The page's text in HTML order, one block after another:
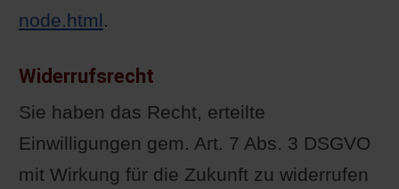
node.html.
Widerrufsrecht
Sie haben das Recht, erteilte
Einwilligungen gem. Art. 7 Abs. 3 DSGVO
mit Wirkung für die Zukunft zu widerrufen